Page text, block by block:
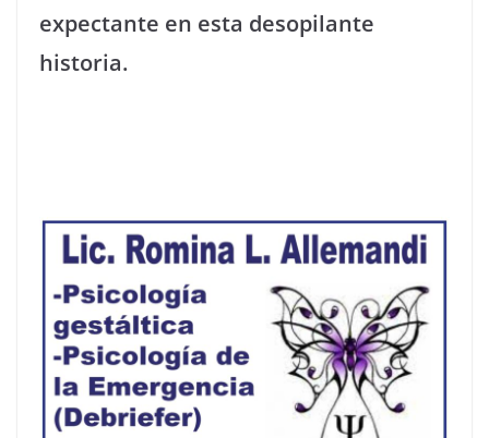
expectante en esta desopilante
historia.